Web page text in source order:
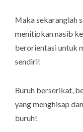
Maka sekaranglah
menitipkan nasib
berorientasi untuk
sendiri!
Buruh berserikat,
yang menghisap
buruh!